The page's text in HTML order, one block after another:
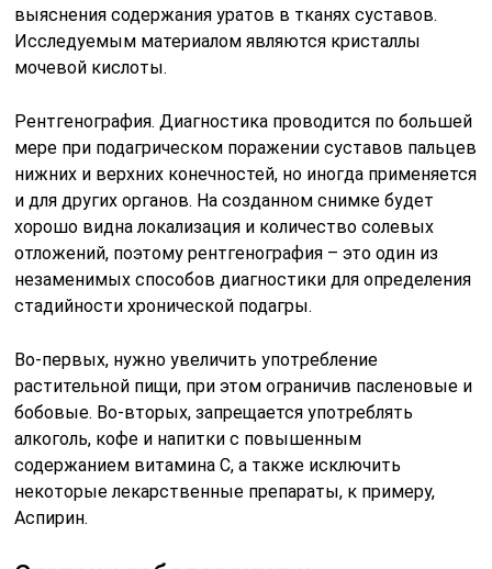
выяснения содержания уратов в тканях суставов.
Исследуемым материалом являются кристаллы
мочевой кислоты.
Рентгенография. Диагностика проводится по большей
мере при подагрическом поражении суставов пальцев
нижних и верхних конечностей, но иногда применяется
и для других органов. На созданном снимке будет
хорошо видна локализация и количество солевых
отложений, поэтому рентгенография – это один из
незаменимых способов диагностики для определения
стадийности хронической подагры.
Во-первых, нужно увеличить употребление
растительной пищи, при этом ограничив пасленовые и
бобовые. Во-вторых, запрещается употреблять
алкоголь, кофе и напитки с повышенным
содержанием витамина С, а также исключить
некоторые лекарственные препараты, к примеру,
Аспирин.